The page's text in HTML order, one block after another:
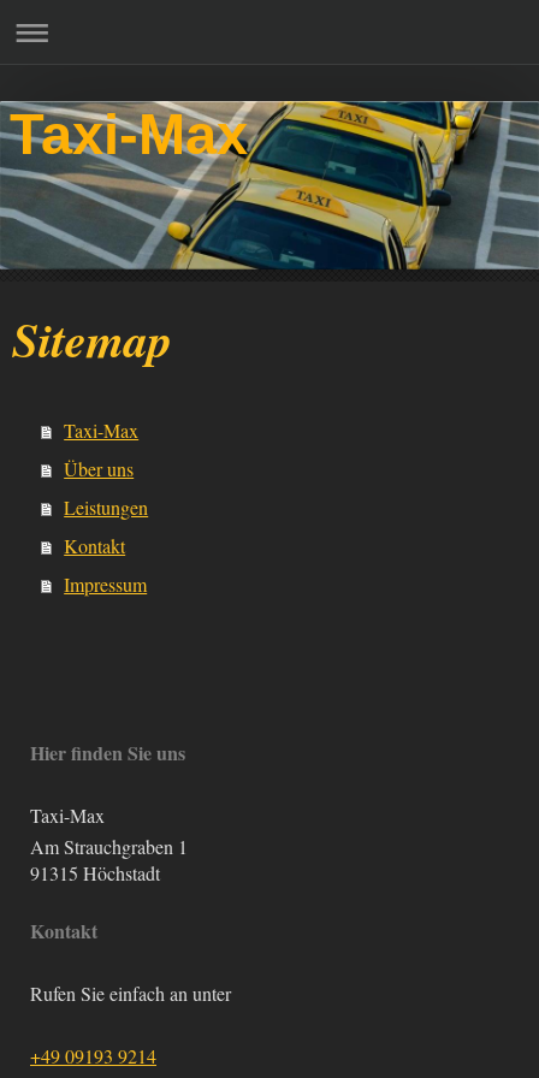
Taxi-Max
Sitemap
Taxi-Max
Über uns
Leistungen
Kontakt
Impressum
Hier finden Sie uns
Taxi-Max
Am Strauchgraben 1
91315 Höchstadt
Kontakt
Rufen Sie einfach an unter
+49 09193 9214